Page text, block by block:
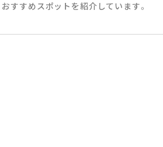
すすめスポットを紹介しています。